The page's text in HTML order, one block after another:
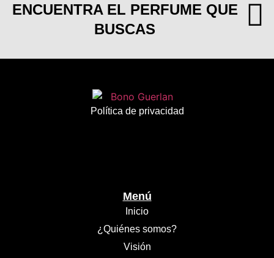
ENCUENTRA EL PERFUME QUE
BUSCAS
Política de privacidad
Menú
Inicio
¿Quiénes somos?
Visión